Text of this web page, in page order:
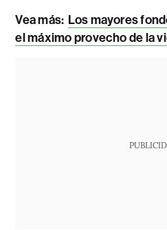
Vea más: Los mayores
el máximo provecho de la